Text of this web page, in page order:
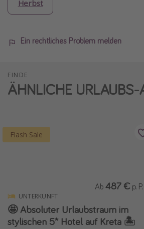
Herbst
Ein rechtliches Problem melden
FINDE
ÄHNLICHE URLAUBS-
Flash Sale
UNTERKUNFT
🤩 Absoluter Urlaubstraum im
stylischen 5* Hotel auf Kreta 🏝️
Ab 487 € p. P.